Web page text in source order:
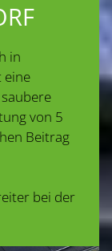
in
eine
von 5
Beitrag
bei der